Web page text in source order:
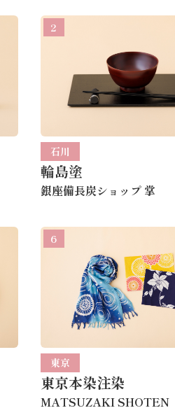
2
石川
輪島塗
銀座備長炭ショップ 掌
6
東京
東京本染注染
MATSUZAKI SHOTEN